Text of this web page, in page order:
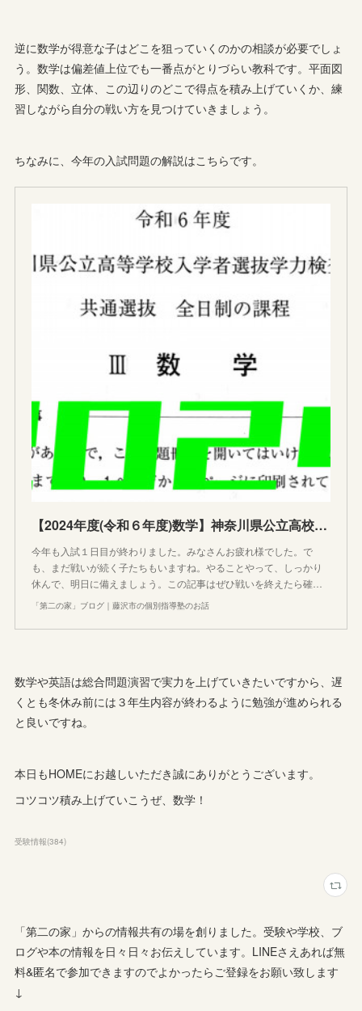
逆に数学が得意な子はどこを狙っていくのかの相談が必要でしょ
う。数学は偏差値上位でも一番点がとりづらい教科です。平面図
形、関数、立体、この辺りのどこで得点を積み上げていくか、練
習しながら自分の戦い方を見つけていきましょう。
ちなみに、今年の入試問題の解説はこちらです。
【2024年度(令和６年度)数学】神奈川県公立高校入試問題分析と解説バラエティ豊かな数学編
今年も入試１日目が終わりました。みなさんお疲れ様でした。で
も、まだ戦いが続く子たちもいますね。やることやって、しっかり
休んで、明日に備えましょう。この記事はぜひ戦いを終えたら確…
「第二の家」ブログ｜藤沢市の個別指導塾のお話
数学や英語は総合問題演習で実力を上げていきたいですから、遅
くとも冬休み前には３年生内容が終わるように勉強が進められる
と良いですね。
本日もHOMEにお越しいただき誠にありがとうございます。
コツコツ積み上げていこうぜ、数学！
受験情報(384)
「第二の家」からの情報共有の場を創りました。受験や学校、ブ
ログや本の情報を日々日々お伝えしています。LINEさえあれば無
料&匿名で参加できますのでよかったらご登録をお願い致します
↓